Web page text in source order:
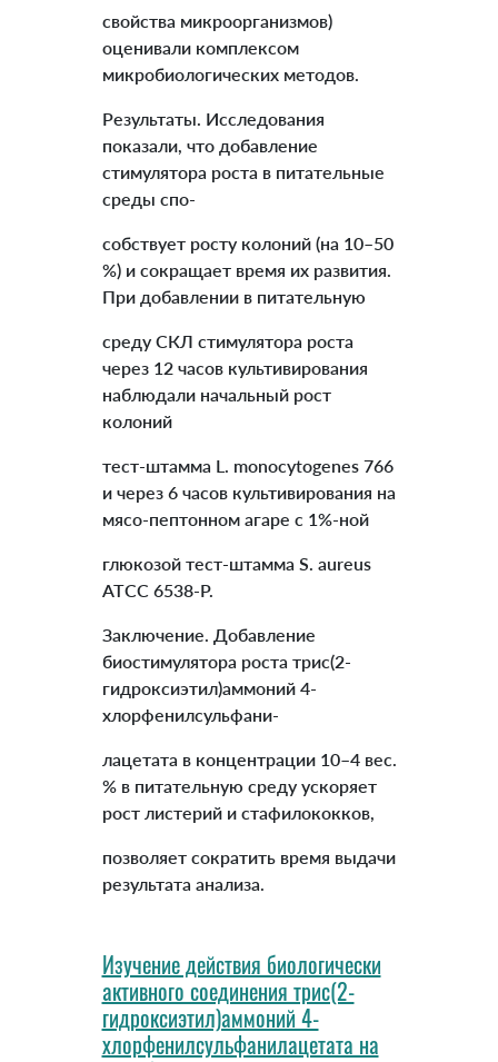
свойства микроорганизмов)
оценивали комплексом
микробиологических методов.
Результаты. Исследования
показали, что добавление
стимулятора роста в питательные
среды спо-
собствует росту колоний (на 10–50
%) и сокращает время их развития.
При добавлении в питательную
среду СКЛ стимулятора роста
через 12 часов культивирования
наблюдали начальный рост
колоний
тест-штамма L. monocytogenes 766
и через 6 часов культивирования на
мясо-пептонном агаре с 1%-ной
глюкозой тест-штамма S. aureus
АТСС 6538‑P.
Заключение. Добавление
биостимулятора роста трис(2-
гидроксиэтил)аммоний 4-
хлорфенилсульфани-
лацетата в концентрации 10–4 вес.
% в питательную среду ускоряет
рост листерий и стафилококков,
позволяет сократить время выдачи
результата анализа.
Изучение действия биологически
активного соединения трис(2-
гидроксиэтил)аммоний 4-
хлорфенилсульфанилацетата на